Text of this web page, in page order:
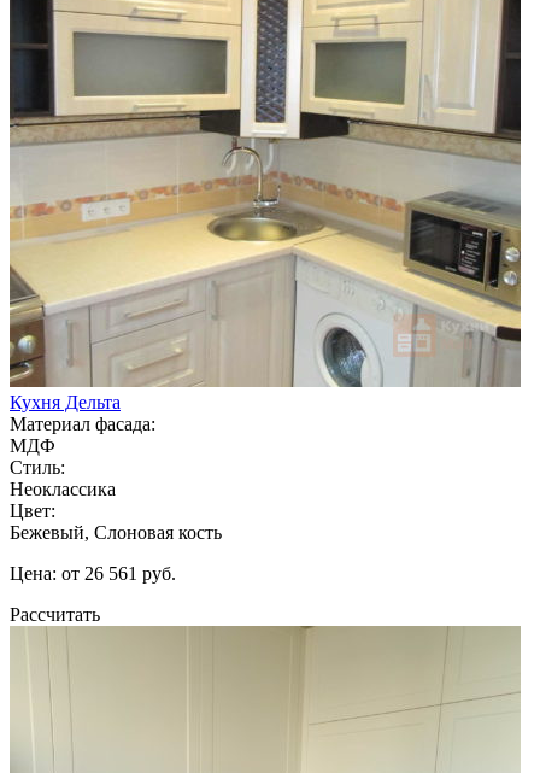
Кухня Дельта
Материал фасада:
МДФ
Стиль:
Неоклассика
Цвет:
Бежевый, Слоновая кость
Цена: от 26 561 руб.
Рассчитать